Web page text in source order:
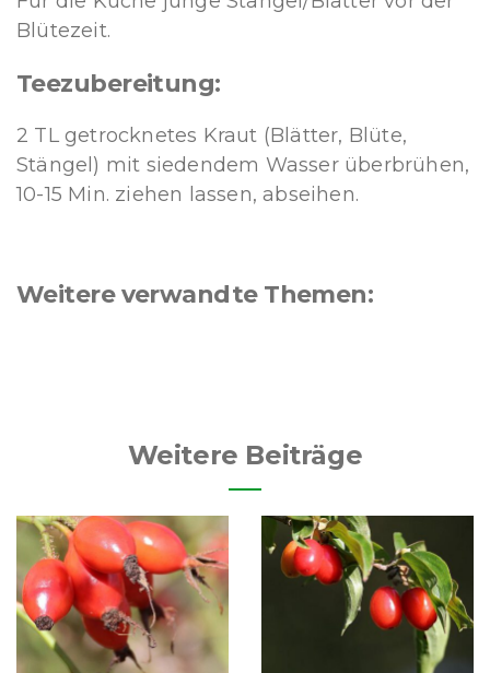
Blütezeit.
Teezubereitung:
2 TL getrocknetes Kraut (Blätter, Blüte,
Stängel) mit siedendem Wasser überbrühen,
10-15 Min. ziehen lassen, abseihen.
Weitere verwandte Themen:
Weitere Beiträge